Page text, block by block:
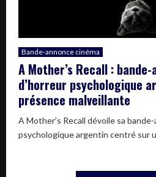
Bande-annonce cinéma
A Mother’s Recall :
d’horreur psychologique
présence malveillante
A Mother’s Recall dévoile sa
psychologique argentin centré sur